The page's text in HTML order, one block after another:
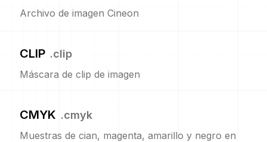
Archivo de imagen Cineon
CLIP .clip
Máscara de clip de imagen
CMYK .cmyk
Muestras de cian, magenta, amarillo y negro en